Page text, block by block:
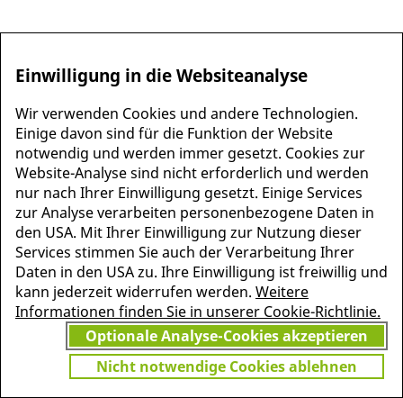
MEHR INFORMATIONEN
ZU PSCHYREMBEL
JETZT
GRATIS TESTEN
Vielen Dank für Ihr Interesse
am Pschyrembel! Wenn Sie
unbegrenzten Zugang zu
Einwilligung in die Websiteanalyse
Wir verwenden Cookies und andere Technologien.
Einige davon sind für die Funktion der Website
notwendig und werden immer gesetzt. Cookies zur
Website-Analyse sind nicht erforderlich und werden
nur nach Ihrer Einwilligung gesetzt. Einige Services
zur Analyse verarbeiten personenbezogene Daten in
den USA. Mit Ihrer Einwilligung zur Nutzung dieser
Services stimmen Sie auch der Verarbeitung Ihrer
Daten in den USA zu. Ihre Einwilligung ist freiwillig und
kann jederzeit widerrufen werden. Weitere
Informationen finden Sie in unserer Cookie-Richtlinie.
Optionale Analyse-Cookies akzeptieren
Nicht notwendige Cookies ablehnen